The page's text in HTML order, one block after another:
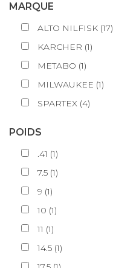
MARQUE
ALTO NILFISK (17)
KARCHER (1)
METABO (1)
MILWAUKEE (1)
SPARTEX (4)
POIDS
.41 (1)
7.5 (1)
9 (1)
10 (1)
11 (1)
14.5 (1)